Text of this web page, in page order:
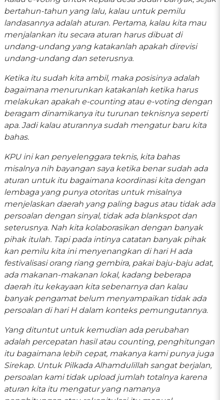
bertahun-tahun yang lalu, kalau untuk pemilu
landasannya adalah aturan. Pertama, kalau kita mau
menjalankan itu secara aturan harus dibuat di
undang-undang yang katakanlah apakah direvisi
undang-undang dan seterusnya.
Ketika itu sudah kita ambil, maka posisinya adalah
bagaimana menurunkan katakanlah ketika harus
melakukan apakah e-counting atau e-voting dengan
beragam dinamikanya itu turunan teknisnya seperti
apa. Jadi kalau aturannya sudah mengatur baru kita
bahas.
KPU ini kan penyelenggara teknis, kita bahas
misalnya nih bayangan saya ketika benar sudah ada
aturan untuk itu bagaimana koordinasi kita dengan
lembaga yang punya otoritas untuk misalnya
menjelaskan daerah yang paling bagus atau tidak ada
persoalan dengan sinyal, tidak ada blankspot dan
seterusnya. Nah kita kolaborasikan dengan banyak
pihak itulah. Tapi pada intinya catatan banyak pihak
kan pemilu kita ini menyenangkan di hari H ada
festivalisasi orang riang gembira, pakai baju-baju adat,
ada makanan-makanan lokal, kadang beberapa
daerah itu kekayaan kita sebenarnya dan kalau
banyak pengamat belum menyampaikan tidak ada
persoalan di hari H dalam konteks pemungutannya.
Yang dituntut untuk kemudian ada perubahan
adalah percepatan hasil atau counting, penghitungan
itu bagaimana lebih cepat, makanya kami punya juga
Sirekap. Untuk Pilkada Alhamdulillah sangat berjalan,
persoalan kami tidak upload jumlah totalnya karena
aturan kita itu mengatur yang namanya